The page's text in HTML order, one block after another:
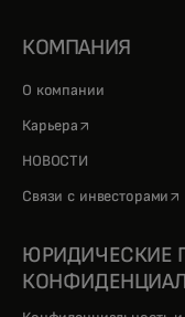
КОМПАНИЯ
О компании
Карьера opens in a
НОВОСТИ
Связи с инвесторами
ЮРИДИЧЕСКИЕ